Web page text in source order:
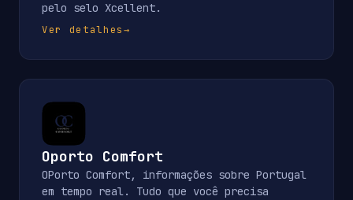
pelo selo Xcellent.
Ver detalhes→
Oporto Comfort
OPorto Comfort, informações sobre Portugal
em tempo real. Tudo que você precisa